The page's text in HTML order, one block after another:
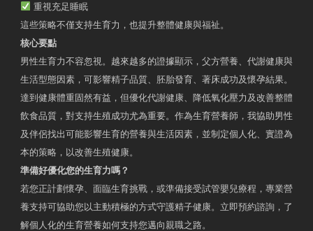
重視充足睡眠
這些策略不僅支持生育力，也提升整體健康與福祉。
核心要點
男性生育力不容忽視。越來越多的證據顯示，父方營養、代謝健康與
生活型態因素，可影響精子品質、胚胎發育、著床成功及懷孕結果。
達到健康體重固然有益，但優化代謝健康、降低氧化壓力及改善整體
飲食品質，對支持生殖成功尤為重要。作為生育營養師，我協助男性
及伴侶找出可能影響生育的營養與生活因素，並制定個人化、實證為
本的策略，以改善生殖健康。
準備好優化您的生育力嗎？
若您正計劃懷孕、面臨生育挑戰，或準備接受試管嬰兒療程，專業營
養支持可協助您以主動積極的方式守護精子健康。立即預約諮詢，了
解個人化的生育營養如何支持您邁向親職之路。